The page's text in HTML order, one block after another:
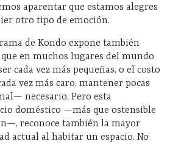
aparentar que estamos alegres
otro tipo de emoción.
de Kondo expone también
en muchos lugares del mundo
cada vez más pequeñas, o el costo
vez más caro, mantener pocas
necesario. Pero esta
doméstico —más que ostensible
reconoce también la mayor
actual al habitar un espacio. No